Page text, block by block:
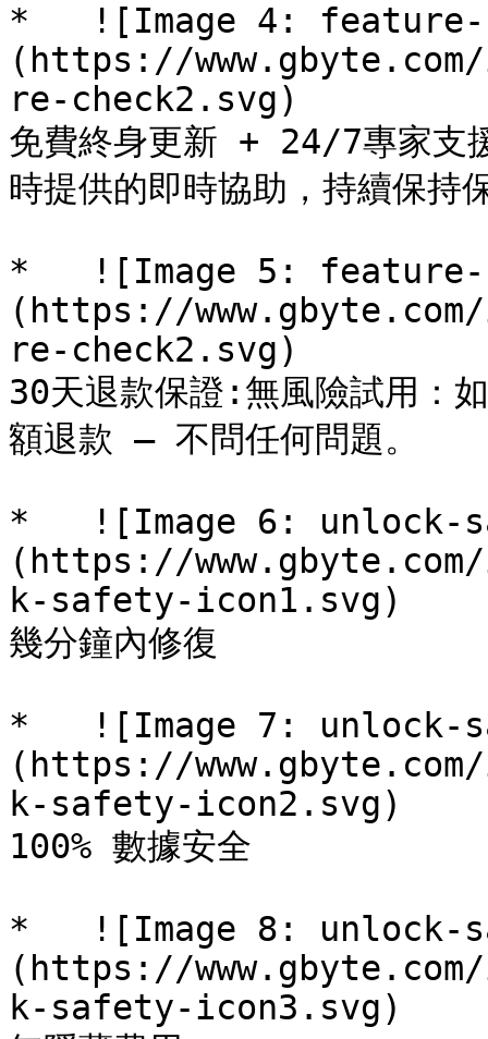
*   ![Image 4: feature-
(https://
re-check2.svg)
免費終身更新 + 24/7專家支
時提供的即時協助，持續保持
*   ![Image 5: feature-
(https://
re-check2.svg)
30天退款保證:無風險試用：
額退款 — 不問任何問題。
*   ![Image 6: unlock-
(https://
k-safety-icon1.svg)
幾分鐘內修復
*   ![Image 7: unlock-
(https://
k-safety-icon2.svg)
100% 數據安全
*   ![Image 8: unlock-
(https://
k-safety-icon3.svg)